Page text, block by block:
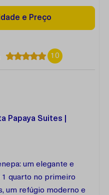
e Preço
10
Papaya Suites |
um elegante e
quarto no primeiro
um refúgio moderno e